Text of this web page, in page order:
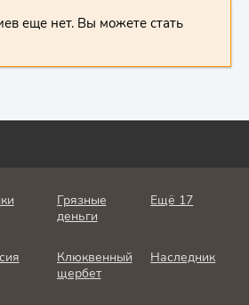
еще нет. Вы можете стать
Грязные
деньги
Ещё 17
Клюквенный
щербет
Наследник